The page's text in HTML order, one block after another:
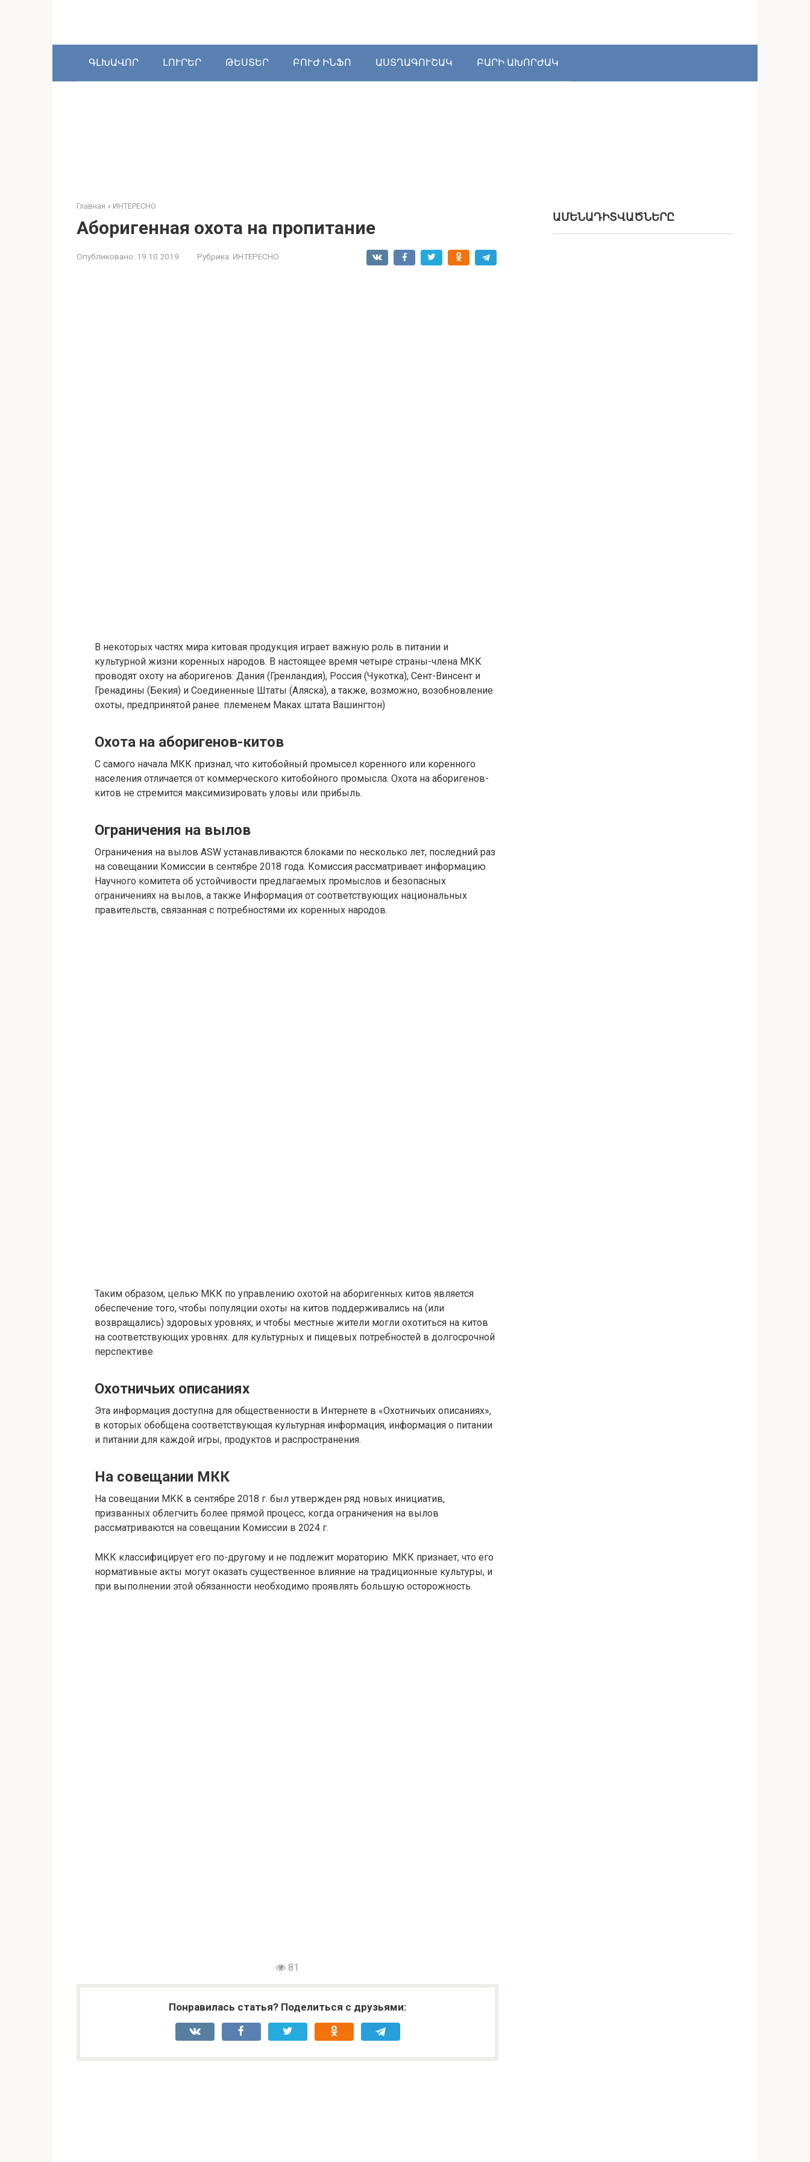
ԳԼԽԱՎՈՐ ԼՈՒՐԵՐ ԹԵՍՏԵՐ ԲՈՒԺ ԻՆՖՈ ԱՍՏՂԱԳՈՒՇԱԿ ԲԱՐԻ ԱԽՈՐԺԱԿ
Главная » ИНТЕРЕСНО
Аборигенная охота на пропитание
Опубликовано: 19.10.2019 Рубрика: ИНТЕРЕСНО
В некоторых частях мира китовая продукция играет важную роль в питании и
культурной жизни коренных народов. В настоящее время четыре страны-члена МКК
проводят охоту на аборигенов: Дания (Гренландия), Россия (Чукотка), Сент-Винсент и
Гренадины (Бекия) и Соединенные Штаты (Аляска), а также, возможно, возобновление
охоты, предпринятой ранее. племенем Маках штата Вашингтон)
Охота на аборигенов-китов
С самого начала МКК признал, что китобойный промысел коренного или коренного
населения отличается от коммерческого китобойного промысла. Охота на аборигенов-
китов не стремится максимизировать уловы или прибыль.
Ограничения на вылов
Ограничения на вылов ASW устанавливаются блоками по несколько лет, последний раз
на совещании Комиссии в сентябре 2018 года. Комиссия рассматривает информацию
Научного комитета об устойчивости предлагаемых промыслов и безопасных
ограничениях на вылов, а также Информация от соответствующих национальных
правительств, связанная с потребностями их коренных народов.
Таким образом, целью МКК по управлению охотой на аборигенных китов является
обеспечение того, чтобы популяции охоты на китов поддерживались на (или
возвращались) здоровых уровнях, и чтобы местные жители могли охотиться на китов
на соответствующих уровнях. для культурных и пищевых потребностей в долгосрочной
перспективе.
Охотничьих описаниях
Эта информация доступна для общественности в Интернете в «Охотничьих описаниях»,
в которых обобщена соответствующая культурная информация, информация о питании
и питании для каждой игры, продуктов и распространения.
На совещании МКК
На совещании МКК в сентябре 2018 г. был утвержден ряд новых инициатив,
призванных облегчить более прямой процесс, когда ограничения на вылов
рассматриваются на совещании Комиссии в 2024 г.
МКК классифицирует его по-другому и не подлежит мораторию. МКК признает, что его
нормативные акты могут оказать существенное влияние на традиционные культуры, и
при выполнении этой обязанности необходимо проявлять большую осторожность.
81
Понравилась статья? Поделиться с друзьями:
ԱՄԵՆԱԴԻՏՎԱԾՆԵՐԸ